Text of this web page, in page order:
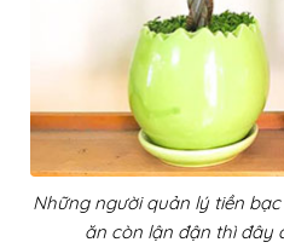
Những người quản lý tiền
ăn còn lận đận thì đây